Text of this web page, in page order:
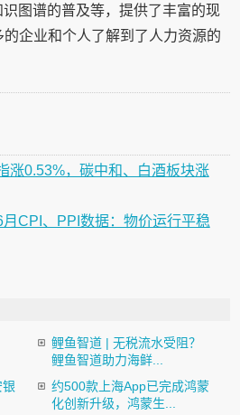
图谱的普及等，提供了丰富的现
企业和个人了解到了人力资源的
涨0.53%，碳中和、白酒板块涨
CPI、PPI数据：物价运行平稳
鲤鱼智道 | 无税流水受阻？
鲤鱼智道助力海鲜...
银
约500款上海App已完成鸿蒙
化创新升级，鸿蒙生...